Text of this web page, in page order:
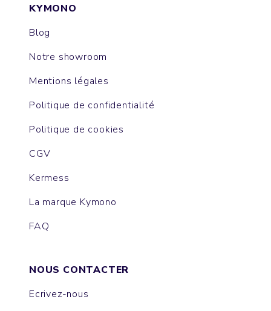
KYMONO
Blog
Notre showroom
Mentions légales
Politique de confidentialité
Politique de cookies
CGV
Kermess
La marque Kymono
FAQ
NOUS CONTACTER
Ecrivez-nous